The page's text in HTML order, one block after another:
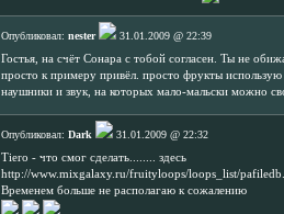
Опубликовал: nester
31.01.2009 @ 22:39
Гостья, на счёт Сонара с тобой согласен. Ты не
просто к примеру привёл. просто фрукты
наушники и звук, на которых мало-мальски можно
Опубликовал: Dark
31.01.2009 @ 22:32
Tiero - что смог сделать........ здесь
http://www.mixgalaxy.ru/fruityloops/loops_list/
Временем больше не располагаю к сожалению